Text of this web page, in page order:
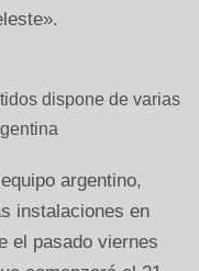
argentino,
instalaciones en
el pasado viernes